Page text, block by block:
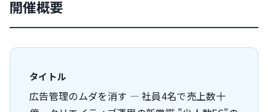
開催概要
タイトル
広告管理のムダを消す ― 社員4名で売上数十